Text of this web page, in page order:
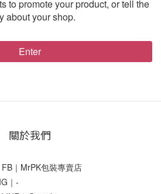
to promote your product, or tell the
about your shop.
Enter
關於我們
MrPK包裝專賣店
｜-